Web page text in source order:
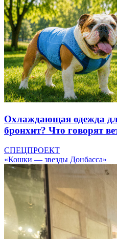
Охлаждающая одежда
бронхит? Что говорят
СПЕЦПРОЕКТ
«Кошки — звезды Донбасса»